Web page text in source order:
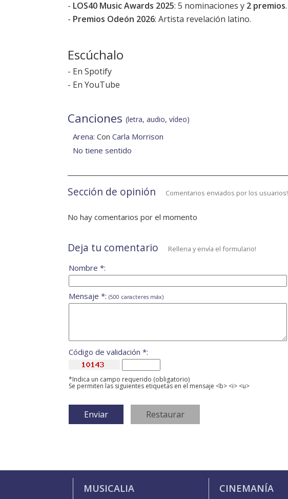
- LOS40 Music Awards 2025: 5 nominaciones y 2 premios.
- Premios Odeón 2026: Artista revelación latino.
Escúchalo
- En Spotify
- En YouTube
Canciones (letra, audio, vídeo)
Arena: Con Carla Morrison
No tiene sentido
Sección de opinión Comentarios enviados por los usuarios!
No hay comentarios por el momento
Deja tu comentario Rellena y envía el formulario!
Nombre *:
Mensaje *: (500 caracteres máx)
Código de validación *:
*Indica un campo requerido (obligatorio)
Se permiten las siguientes etiquetas en el mensaje <b> <i> <u>
MUSICALIA CINEMANÍA